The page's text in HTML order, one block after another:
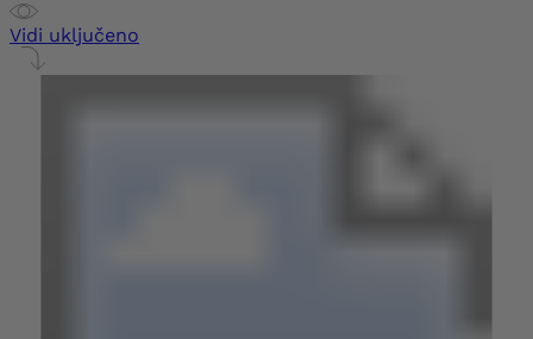
Vidi uključeno